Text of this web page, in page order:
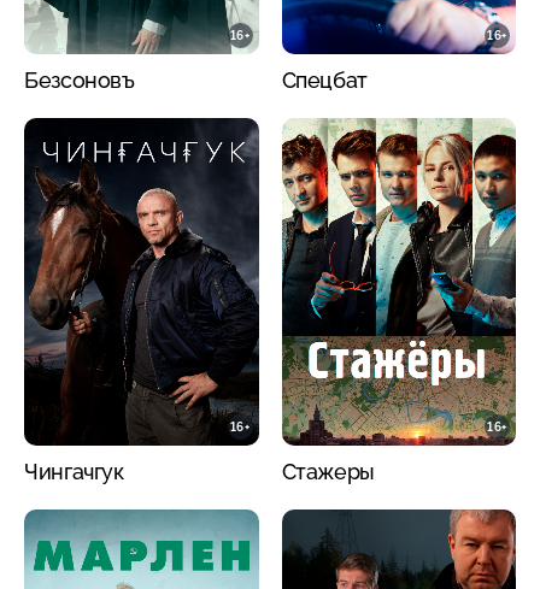
16+
Безсоновъ
16+
Спецбат
16+
Чингачгук
16+
Стажеры